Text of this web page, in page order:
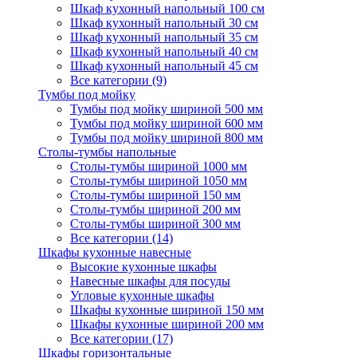
Шкаф кухонный напольный 100 см
Шкаф кухонный напольный 30 см
Шкаф кухонный напольный 35 см
Шкаф кухонный напольный 40 см
Шкаф кухонный напольный 45 см
Все категории (9)
Тумбы под мойку
Тумбы под мойку шириной 500 мм
Тумбы под мойку шириной 600 мм
Тумбы под мойку шириной 800 мм
Столы-тумбы напольные
Столы-тумбы шириной 1000 мм
Столы-тумбы шириной 1050 мм
Столы-тумбы шириной 150 мм
Столы-тумбы шириной 200 мм
Столы-тумбы шириной 300 мм
Все категории (14)
Шкафы кухонные навесные
Высокие кухонные шкафы
Навесные шкафы для посуды
Угловые кухонные шкафы
Шкафы кухонные шириной 150 мм
Шкафы кухонные шириной 200 мм
Все категории (17)
Шкафы горизонтальные